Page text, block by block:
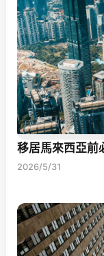
移居馬來西亞
2026/5/31